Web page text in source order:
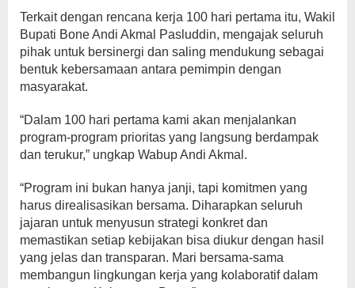
Terkait dengan rencana kerja 100 hari pertama itu, Wakil
Bupati Bone Andi Akmal Pasluddin, mengajak seluruh
pihak untuk bersinergi dan saling mendukung sebagai
bentuk kebersamaan antara pemimpin dengan
masyarakat.
“Dalam 100 hari pertama kami akan menjalankan
program-program prioritas yang langsung berdampak
dan terukur,” ungkap Wabup Andi Akmal.
“Program ini bukan hanya janji, tapi komitmen yang
harus direalisasikan bersama. Diharapkan seluruh
jajaran untuk menyusun strategi konkret dan
memastikan setiap kebijakan bisa diukur dengan hasil
yang jelas dan transparan. Mari bersama-sama
membangun lingkungan kerja yang kolaboratif dalam